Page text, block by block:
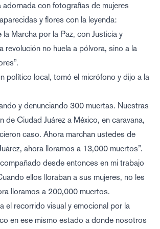
adornada con fotografías de mujeres
y flores con la leyenda:
Marcha por la Paz, con Justicia y
revolución no huela a pólvora, sino a la
político local, tomó el micrófono y dijo a la
y denunciando 300 muertas. Nuestras
de Ciudad Juárez a México, en caravana,
caso. Ahora marchan ustedes de
ahora lloramos a 13,000 muertos”.
desde entonces en mi trabajo
ellos lloraban a sus mujeres, no les
lloramos a 200,000 muertos.
el recorrido visual y emocional por la
en ese mismo estado a donde nosotros